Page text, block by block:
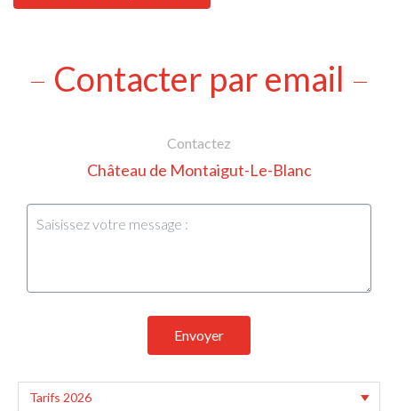
Contacter par email
Contactez
Château de Montaigut-Le-Blanc
Envoyer